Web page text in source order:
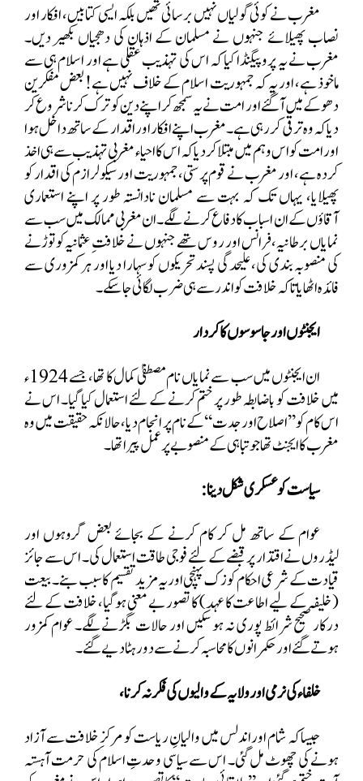
مغرب نے کوئی گولیاں نہیں برسائی تھیں بلکہ ایسی کتابیں، افکار اور
نصاب پھیلائے جنہوں نے مسلمان کے اذہان کی دھجیاں بکھیر دیں۔
مغرب نے یہ پروپیگنڈا کیا کہ اس کی تہذیب عقلی ہے اور اسلام ہی سے
ماخوذ ہے، اور یہ کہ جمہوریت اسلام کے خلاف نہیں ہے! بعض مفکرین
دھوکے میں آ گئے اور امت نے یہ سمجھ کر اپنے دین کو ترک کرنا شروع کر
دیا کہ وہ ترقی کر رہی ہے۔ مغرب اپنے افکار اور اقدار کے ساتھ داخل ہوا
اور امت کو اس وہم میں مبتلا کر دیا کہ اس کا احیاء مغربی تہذیب سے ہی اخذ
کردہ ہے، اور مغرب نے قوم پرستی، جمہوریت اور سیکولرازم کی اقدار کو
پھیلایا، یہاں تک کہ بہت سے مسلمان نادانستہ طور پر اپنے استعماری
آقاؤں کے ان اسباب کا دفاع کرنے لگے۔ ان مغربی ممالک میں سب سے
نمایاں برطانیہ، فرانس اور روس تھے جنہوں نے خلافتِ عثمانیہ کو توڑنے
کی منصوبہ بندی کی، علیحدگی پسند تحریکوں کو سہارا دیا اور ہر کمزوری سے
فائدہ اٹھایا تاکہ خلافت کو اندر سے ہی ضرب لگائی جا سکے۔
ایجنٹوں اور جاسوسوں کا کردار
ان ایجنٹوں میں سب سے نمایاں نام مصطفیٰ کمال کا تھا، جسے 1924ء
میں خلافت کو باضابطہ طور پر ختم کرنے کے لئے استعمال کیا گیا۔ اس نے
اس کام کو’’اصلاح اور جدت‘‘ کے نام پر انجام دیا، حالانکہ حقیقت میں وہ
مغرب کا ایجنٹ تھا جو تباہی کے منصوبے پر عمل پیرا تھا۔
سیاست کو عسکری شکل دینا:
عوام کے ساتھ مل کر کام کرنے کے بجائے بعض گروہوں اور
لیڈروں نے اقتدار پر قبضے کے لئے فوجی طاقت استعمال کی۔ اس سے جائز
قیادت کے شرعی احکام کو زک پہنچی اور یہ مزید تقسیم کا سبب بنے۔ بیعت
(خلیفہ کے لیے اطاعت کا عہد) کا تصور بے معنی ہو گیا، خلافت کے لئے
درکار صحیح شرائط پوری نہ ہو سکیں اور حالات بگڑنے لگے۔ عوام کمزور
ہوتے گئے اور حکمرانوں کا محاسبہ کرنے سے دور ہٹا دیے گئے۔
خلفاء کی نرمی اور ولایہ کے والیوں کی فکر نہ کرنا،
جیسا کہ شام اور اندلس میں والیانِ ریاست کو مرکزِ خلافت سے آزاد
ہونے کی چھوٹ مل گئی۔ اس سے سیاسی وحدتِ اسلام کی حرمت آہستہ